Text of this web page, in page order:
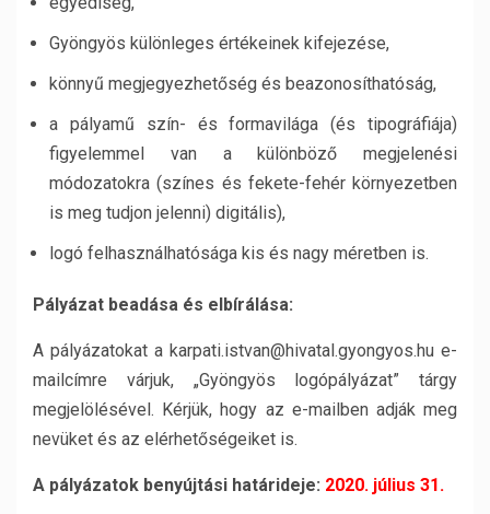
Gyöngyös különleges értékeinek kifejezése,
könnyű megjegyezhetőség és beazonosíthatóság,
a pályamű szín- és formavilága (és tipográfiája)
figyelemmel van a különböző megjelenési
módozatokra (színes és fekete-fehér környezetben
is meg tudjon jelenni) digitális),
logó felhasználhatósága kis és nagy méretben is.
Pályázat beadása és elbírálása:
A pályázatokat a karpati.istvan@hivatal.gyongyos.hu e-
mailcímre várjuk, „Gyöngyös logópályázat” tárgy
megjelölésével. Kérjük, hogy az e-mailben adják meg
nevüket és az elérhetőségeiket is.
A pályázatok benyújtási határideje: 2020. július 31.